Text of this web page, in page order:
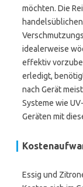
möchten. Die
idealerweise
effektiv
erledigt,
nach Gerät
Systeme wie
Geräten mit
Essig und